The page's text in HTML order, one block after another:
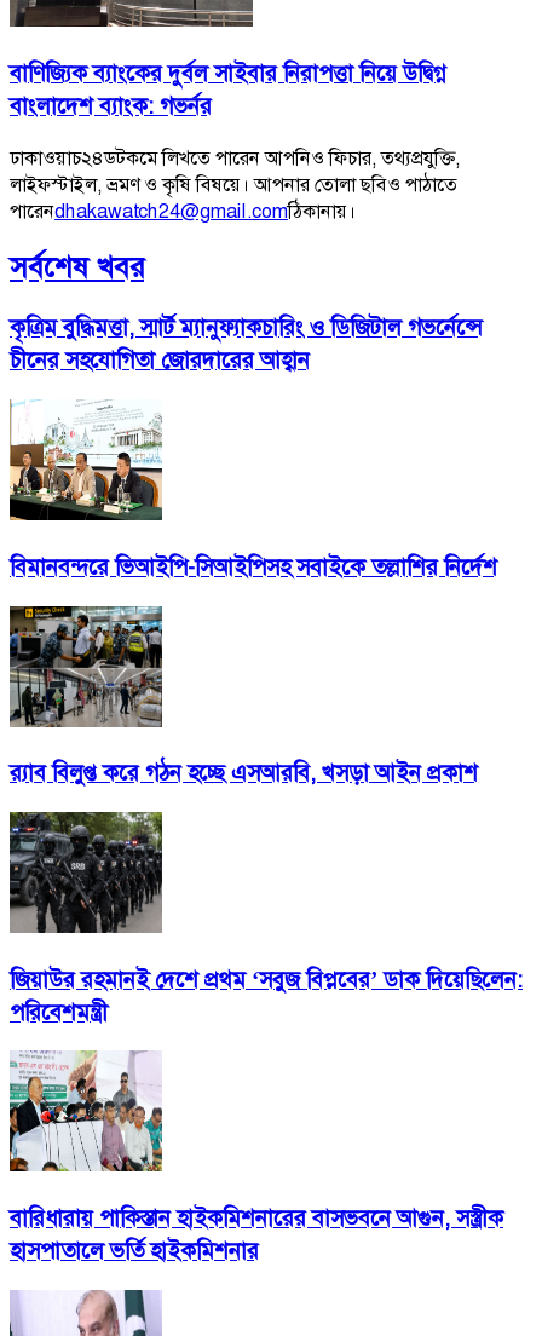
বাণিজ্যিক ব্যাংকের দুর্বল সাইবার নিরাপত্তা নিয়ে উদ্বিগ্ন
বাংলাদেশ ব্যাংক: গভর্নর
ঢাকাওয়াচ২৪ডটকমে লিখতে পারেন আপনিও ফিচার, তথ্যপ্রযুক্তি,
লাইফস্টাইল, ভ্রমণ ও কৃষি বিষয়ে। আপনার তোলা ছবিও পাঠাতে
পারেনdhakawatch24@gmail.comঠিকানায়।
সর্বশেষ খবর
কৃত্রিম বুদ্ধিমত্তা, স্মার্ট ম্যানুফ্যাকচারিং ও ডিজিটাল গভর্নেন্সে
চীনের সহযোগিতা জোরদারের আহ্বান
বিমানবন্দরে ভিআইপি-সিআইপিসহ সবাইকে তল্লাশির নির্দেশ
র‍্যাব বিলুপ্ত করে গঠন হচ্ছে এসআরবি, খসড়া আইন প্রকাশ
জিয়াউর রহমানই দেশে প্রথম ‘সবুজ বিপ্লবের’ ডাক দিয়েছিলেন:
পরিবেশমন্ত্রী
বারিধারায় পাকিস্তান হাইকমিশনারের বাসভবনে আগুন, সস্ত্রীক
হাসপাতালে ভর্তি হাইকমিশনার